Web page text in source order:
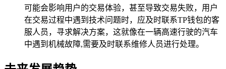
可能会影响用户的交易体验，甚至导致交易失败，用户
在交易过程中遇到技术问题时，应及时联系TP钱包的客
服人员，寻求解决方案，这就像在一辆高速行驶的汽车
中遇到机械故障,需要及时联系维修人员进行处理。